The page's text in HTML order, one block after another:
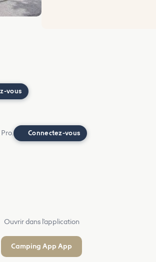
vous
Connectez-vous
Ouvrir dans l'application
Camping App App